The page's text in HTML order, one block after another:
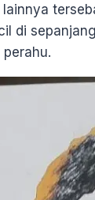
lainnya
di